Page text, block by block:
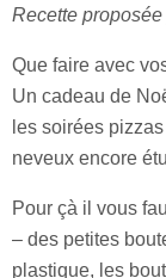
Recette
Que faire avec
Un cadeau de
les soirées
neveux encore
Pour çà il vous
– des petites
plastique, les